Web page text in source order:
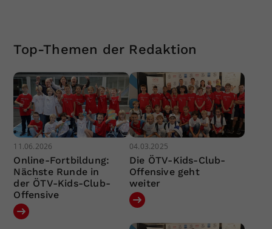
Top-Themen der Redaktion
11.06.2026
Online-Fortbildung:
Nächste Runde in
der ÖTV-Kids-Club-
Offensive
04.03.2025
Die ÖTV-Kids-Club-
Offensive geht
weiter